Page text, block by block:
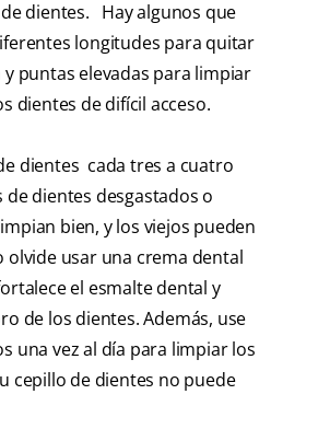
dientes. Hay algunos que
longitudes para quitar
puntas elevadas para limpiar
dientes de difícil acceso.
dientes cada tres a cuatro
de dientes desgastados o
bien, y los viejos pueden
olvide usar una crema dental
el esmalte dental y
de los dientes. Además, use
una vez al día para limpiar los
cepillo de dientes no puede